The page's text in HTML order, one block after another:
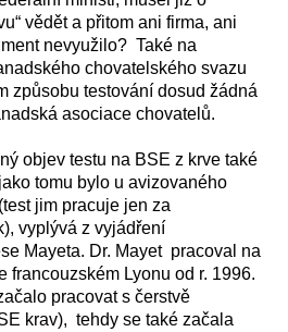
vědět a přitom ani firma, ani
nevyužilo? Také na
chovatelského svazu
způsobu testování dosud žádná
asociace chovatelů.
objev testu na BSE z krve také
tomu bylo u avizovaného
jim pracuje jen za
vyplývá z vyjádření
Mayeta. Dr. Mayet pracoval na
francouzském Lyonu od r. 1996.
pracovat s čerstvě
krav), tehdy se také začala